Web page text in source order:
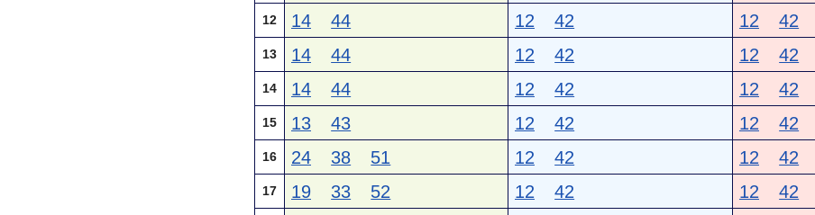
12 14 44 12 42 12 42
13 14 44 12 42 12 42
14 14 44 12 42 12 42
15 13 43 12 42 12 42
16 24 38 51 12 42 12 42
17 19 33 52 12 42 12 42